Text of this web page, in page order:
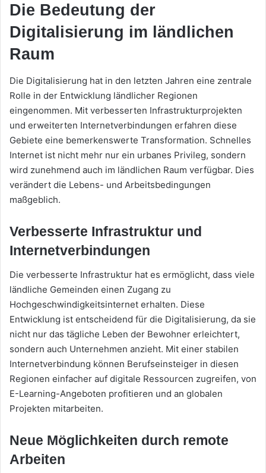
Die Bedeutung der
Digitalisierung im ländlichen
Raum
Die Digitalisierung hat in den letzten Jahren eine zentrale
Rolle in der Entwicklung ländlicher Regionen
eingenommen. Mit verbesserten Infrastrukturprojekten
und erweiterten Internetverbindungen erfahren diese
Gebiete eine bemerkenswerte Transformation. Schnelles
Internet ist nicht mehr nur ein urbanes Privileg, sondern
wird zunehmend auch im ländlichen Raum verfügbar. Dies
verändert die Lebens- und Arbeitsbedingungen
maßgeblich.
Verbesserte Infrastruktur und
Internetverbindungen
Die verbesserte Infrastruktur hat es ermöglicht, dass viele
ländliche Gemeinden einen Zugang zu
Hochgeschwindigkeitsinternet erhalten. Diese
Entwicklung ist entscheidend für die Digitalisierung, da sie
nicht nur das tägliche Leben der Bewohner erleichtert,
sondern auch Unternehmen anzieht. Mit einer stabilen
Internetverbindung können Berufseinsteiger in diesen
Regionen einfacher auf digitale Ressourcen zugreifen, von
E-Learning-Angeboten profitieren und an globalen
Projekten mitarbeiten.
Neue Möglichkeiten durch remote
Arbeiten